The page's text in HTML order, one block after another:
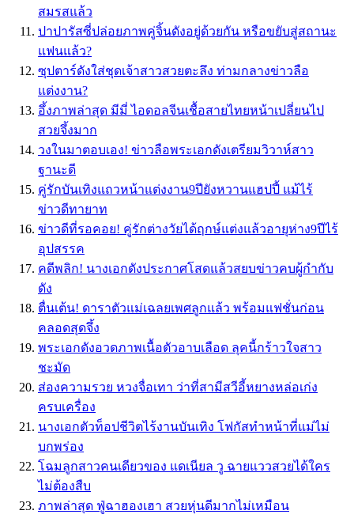
สมรสแล้ว
ปาปารัสซี่ปล่อยภาพคู่จิ้นดังอยู่ด้วยกัน หรือขยับสู่สถานะ
แฟนแล้ว?
ซุปตาร์ดังใส่ชุดเจ้าสาวสวยตะลึง ท่ามกลางข่าวลือ
แต่งงาน?
อึ้งภาพล่าสุด มีมี่ ไอดอลจีนเชื้อสายไทยหน้าเปลี่ยนไป
สวยจึ้งมาก
วงในมาตอบเอง! ข่าวลือพระเอกดังเตรียมวิวาห์สาว
ฐานะดี
คู่รักบันเทิงแถวหน้าแต่งงาน9ปียังหวานแฮปปี้ แม้ไร้
ข่าวดีทายาท
ข่าวดีที่รอคอย! คู่รักต่างวัยได้ฤกษ์แต่งแล้วอายุห่าง9ปีไร้
อุปสรรค
คดีพลิก! นางเอกดังประกาศโสดแล้วสยบข่าวคบผู้กำกับ
ดัง
ตื่นเต้น! ดาราตัวแม่เฉลยเพศลูกแล้ว พร้อมแฟชั่นก่อน
คลอดสุดจึ้ง
พระเอกดังอวดภาพเนื้อตัวอาบเลือด ลุคนี้กร้าวใจสาว
ชะมัด
ส่องความรวย หวงจื่อเทา ว่าที่สามีสวีอี้หยางหล่อเก่ง
ครบเครื่อง
นางเอกตัวท็อปชีวิตไร้งานบันเทิง โฟกัสทำหน้าที่แม่ไม่
บกพร่อง
โฉมลูกสาวคนเดียวของ แดเนียล วู ฉายแววสวยได้ใคร
ไม่ต้องสืบ
ภาพล่าสุด ฟู่ฉาฮองเฮา สวยหุ่นดีมากไม่เหมือน